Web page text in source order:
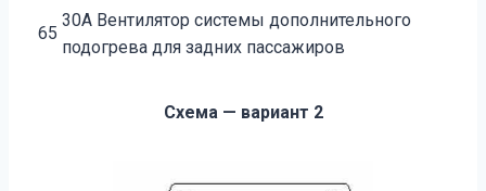
65
30А Вентилятор системы дополнительного
подогрева для задних пассажиров
Схема — вариант 2